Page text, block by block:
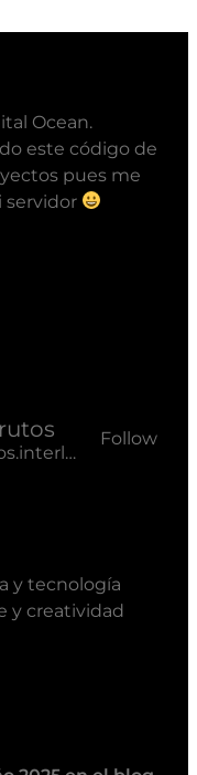
Ocean.
este código de
pues me
servidor
@recogiendofrutos.interlan.ec@recogiendofrutos.interlan.ec
Follow
y tecnología
y creatividad